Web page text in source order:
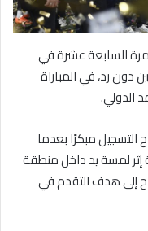
السابعة عشرة في
دون رد، في المباراة
الدولي.
التسجيل مبكرًا بعدما
إثر لمسة يد داخل منطقة
إلى هدف التقدم في